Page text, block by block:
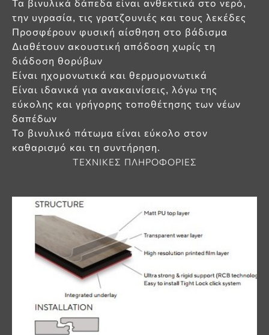
Τα βινυλικά δάπεδα είναι ανθεκτικά στο νερό,
την υγρασία, τις γρατζουνιές και τους λεκέδες
Προσφέρουν φυσική αίσθηση στο βάδισμα
Διαθέτουν ακουστική απόδοση χωρίς τη
διάδοση θορύβων
Είναι ηχομονωτικά και θερμομονωτικά
Είναι ιδανικά για ανακαινίσεις, λόγω της
εύκολης και γρήγορης τοποθέτησης των νέων
δαπέδων
Το βινυλικό πάτωμα είναι εύκολο στον
καθαρισμό και τη συντήρηση.
ΤΕΧΝΙΚΕΣ ΠΛΗΡΟΦΟΡΙΕΣ